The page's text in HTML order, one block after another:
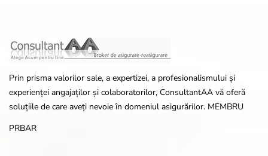
Prin prisma valorilor sale, a expertizei, a profesionalismului și
experienței angajaților și colaboratorilor, ConsultantAA vă oferă
soluțiile de care aveți nevoie în domeniul asigurărilor. MEMBRU
PRBAR